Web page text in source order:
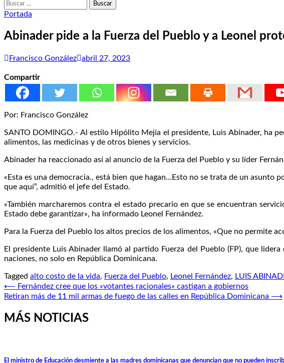
Buscar:
Portada
Abinader pide a la Fuerza del Pueblo y a Leonel
Francisco González abril 27, 2023
Compartir
Por: Francisco González
SANTO DOMINGO.- Al estilo Hipólito Mejía el presidente, Luis Abinader, ha
alimentos, las medicinas y de otros bienes y servicios.
Abinader ha reaccionado así al anuncio de la Fuerza del Pueblo y su líder
«Esta es una democracia., está bien que hagan…Esto no se trata de un
que aquí”, admitió el jefe del Estado.
«También marcharemos contra el estado precario en que se encuentran
Estado debe garantizar», ha informado Leonel Fernández.
Para la Fuerza del Pueblo los altos precios de los alimentos, «Que no permite
El presidente Luis Abinader llamó al partido Fuerza del Pueblo (FP), que
naciones, no solo en República Dominicana.
Tagged alto costo de la vida, Fuerza del Pueblo, Leonel Fernández, LUIS
Navegación
de
entradas
⟵ Fernández cree que los «votantes racionales» castigan a gobiernos
Retiran más de 11 mil armas de fuego de las calles en República Dominicana ⟶
MÁS NOTICIAS
El ministro de Educación desmiente a las madres dominicanas que denuncian que no pueden